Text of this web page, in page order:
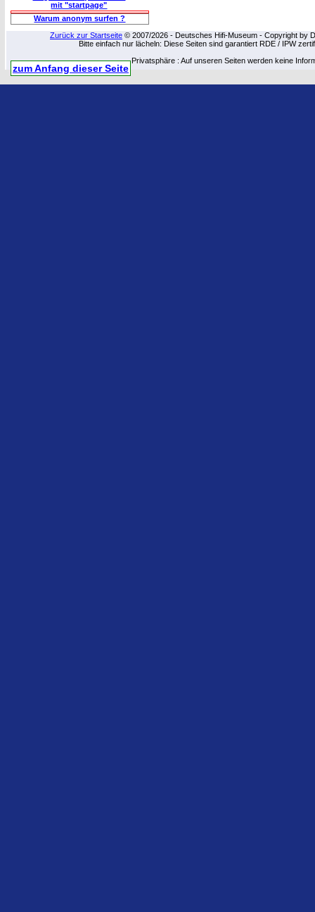
mit "startpage"
Warum anonym surfen ?
Zurück zur Startseite © 2007/2026 - Deutsches Hifi-Museum - Copyright by
Bitte einfach nur lächeln: Diese Seiten sind garantiert RDE / IPW
Privatsphäre : Auf unseren Seiten werden keine
zum Anfang dieser Seite